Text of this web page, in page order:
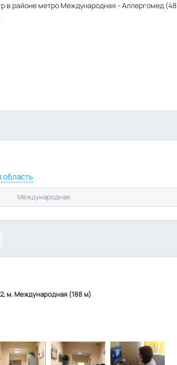
в районе метро Международная - Аллергомед
Международная
2, м. Международная (188 м)